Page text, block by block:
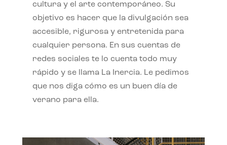
cultura y el arte contemporáneo. Su
objetivo es hacer que la divulgación sea
accesible, rigurosa y entretenida para
cualquier persona. En sus cuentas de
redes sociales te lo cuenta todo muy
rápido y se llama La Inercia. Le pedimos
que nos diga cómo es un buen día de
verano para ella.